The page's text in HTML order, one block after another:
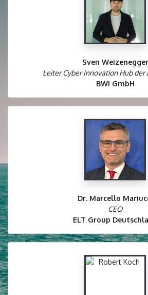
Sven Weizenegger
Leiter Cyber Innovation Hub der
BWI GmbH
Dr. Marcello Mariucci
ELT Group Deutschland